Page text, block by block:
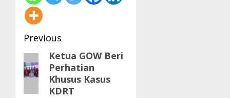
Post
navigation
Previous
Previous
post:
Ketua GOW Beri
Perhatian
Khusus Kasus
KDRT